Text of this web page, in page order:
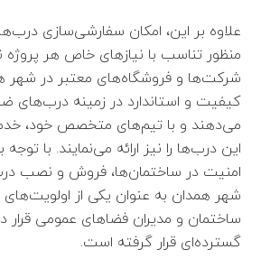
علاوه بر این، امکان سفارشی‌سازی
منظور تناسب با نیازهای خاص هر پروژه
شرکت‌ها و فروشگاه‌های معتبر در شهر
کیفیت و استاندارد در زمینه درب‌های ضد
می‌دهند و با تیم‌های متخصص خود،
این درب‌ها را نیز ارائه می‌نمایند. با توجه
امنیت در ساختمان‌ها، فروش و نصب
شهر همدان به عنوان یکی از
ساختمان و مدیران فضاهای عمومی قرار
گسترده‌ای قرار گرفته است.